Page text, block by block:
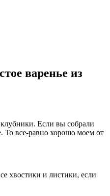
варенье из
Если вы собрали
То все-равно хорошо моем от
хвостики и листики, если